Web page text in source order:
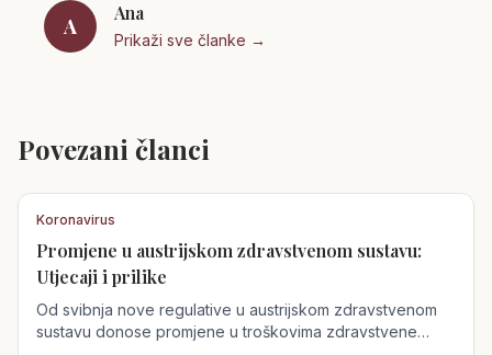
A
Ana
Prikaži sve članke →
Povezani članci
Koronavirus
Promjene u austrijskom zdravstvenom sustavu:
Utjecaji i prilike
Od svibnja nove regulative u austrijskom zdravstvenom
sustavu donose promjene u troškovima zdravstvene